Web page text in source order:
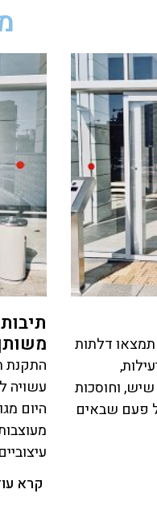
תמצאו דלתות
וחוסכות
פעם שבאים
התקנת
עשויה
היום
קרא